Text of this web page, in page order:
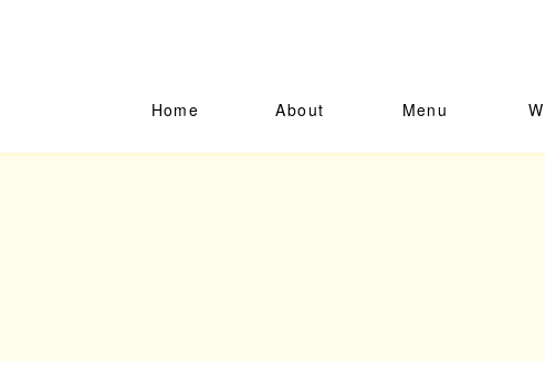
Home About Menu